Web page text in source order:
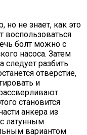
но не знает, как это
воспользоваться
болт можно с
насоса. Затем
следует разбить
отверстие,
и
становится
анкера из
латунным
вариантом